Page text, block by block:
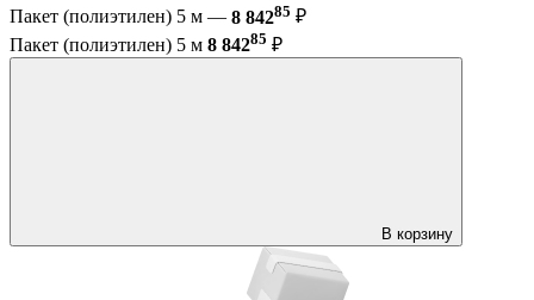
Пакет (полиэтилен) 5 м — 8 84285 ₽
Пакет (полиэтилен) 5 м 8 84285 ₽
В корзину